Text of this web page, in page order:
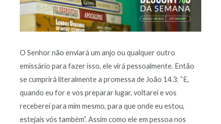
O Senhor não enviará um anjo ou qualquer outro
emissário para fazer isso, ele virá pessoalmente. Então
se cumprirá literalmente a promessa de João 14.3: “E,
quando eu for e vos preparar lugar, voltarei e vos
receberei para mim mesmo, para que onde eu estou,
estejais vós também”. Assim como ele em pessoa nos